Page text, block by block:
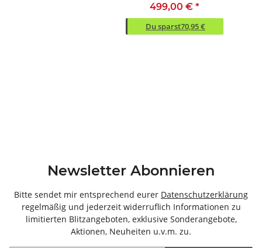
499,00 € *
Du sparst70,95 €
Newsletter Abonnieren
Bitte sendet mir entsprechend eurer Datenschutzerklärung
regelmäßig und jederzeit widerruflich Informationen zu
limitierten Blitzangeboten, exklusive Sonderangebote,
Aktionen, Neuheiten u.v.m. zu.